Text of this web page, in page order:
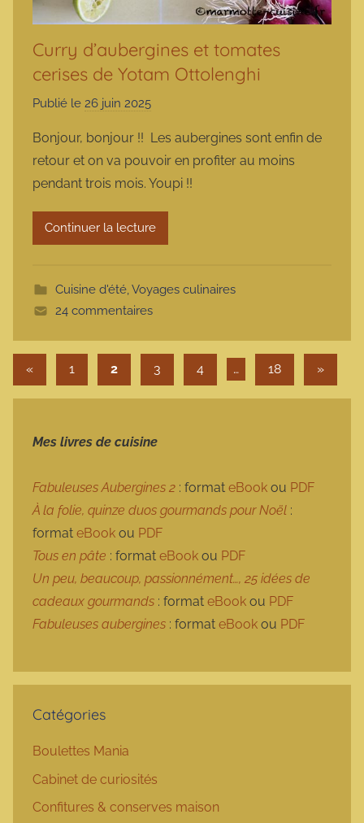
Curry d’aubergines et tomates
cerises de Yotam Ottolenghi
Publié le 26 juin 2025
r
m
a
r
m
t
e
Bonjour, bonjour !! Les aubergines sont enfin de
retour et on va pouvoir en profiter au moins
pendant trois mois. Youpi !!
Continuer la lecture
Cuisine d'été,Voyages culinaires
24 commentaires
Pagination des publications
«Publications précédentes
1 2 3 4 … 18 »
Mes livres de cuisine
Fabuleuses Aubergines 2 : format eBook ou PDF
À la folie, quinze duos gourmands pour Noël :
format eBook ou PDF
Tous en pâte : format eBook ou PDF
Un peu, beaucoup, passionnément…, 25 idées de
cadeaux gourmands : format eBook ou PDF
Fabuleuses aubergines : format eBook ou PDF
Catégories
Boulettes Mania
Cabinet de curiosités
Confitures & conserves maison